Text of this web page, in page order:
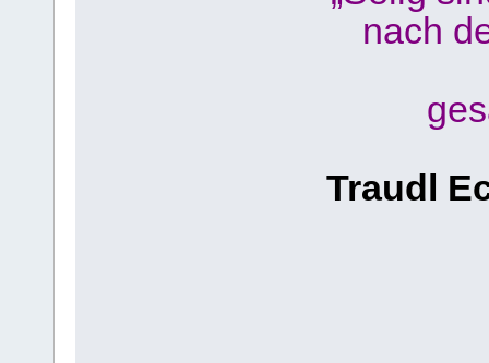
nach
Traudl